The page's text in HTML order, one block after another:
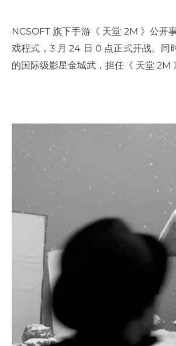
NCSOFT 旗下手游《 天堂 2M 》公开
戏程式，3 月 24 日 0 点正式开战。同
的国际级影星金城武，担任《 天堂 2M